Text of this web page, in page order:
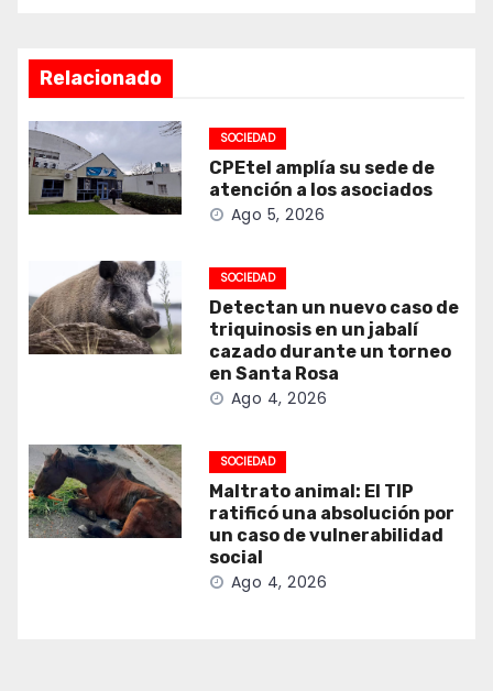
Relacionado
SOCIEDAD
CPEtel amplía su sede de
atención a los asociados
Ago 5, 2026
SOCIEDAD
Detectan un nuevo caso de
triquinosis en un jabalí
cazado durante un torneo
en Santa Rosa
Ago 4, 2026
SOCIEDAD
Maltrato animal: El TIP
ratificó una absolución por
un caso de vulnerabilidad
social
Ago 4, 2026